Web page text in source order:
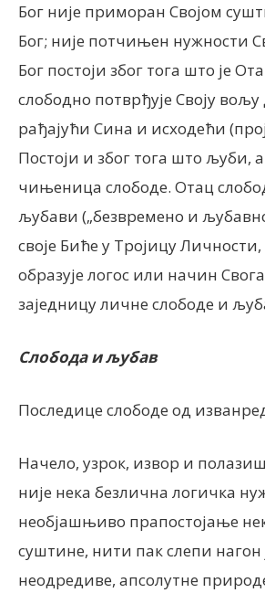
Бог није приморан Својом
Бог; није потчињен нужности
Бог постоји због тога што је
слободно потврђује Своју вољу
рађајући Сина и исходећи
Постоји и због тога што љуби,
чињеница слободе. Отац
љубави („безвремено и
своје Биће у Тројицу
образује логос или начин
заједницу личне слободе и
Слобода и љубав
Последице слободе од
Начело, узрок, извор и
није нека безлична логичка
необјашњиво прапостојање
суштине, нити пак слепи нагон
неодредиве, апсолутне